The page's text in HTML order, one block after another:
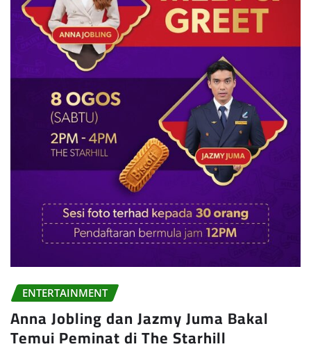
ENTERTAINMENT
Anna Jobling dan Jazmy Juma Bakal
Temui Peminat di The Starhill